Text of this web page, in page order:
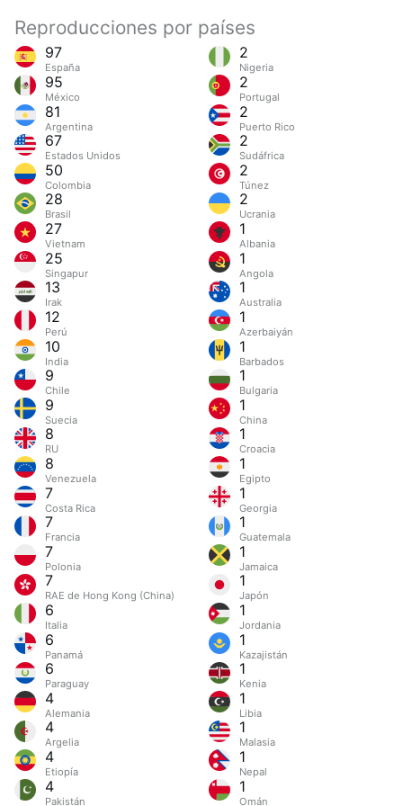
Reproducciones por países
97
España
95
México
81
Argentina
67
Estados Unidos
50
Colombia
28
Brasil
27
Vietnam
25
Singapur
13
Irak
12
Perú
10
India
9
Chile
9
Suecia
8
RU
8
Venezuela
7
Costa Rica
7
Francia
7
Polonia
7
RAE de Hong Kong (China)
6
Italia
6
Panamá
6
Paraguay
4
Alemania
4
Argelia
4
Etiopía
4
Pakistán
2
Nigeria
2
Portugal
2
Puerto Rico
2
Sudáfrica
2
Túnez
2
Ucrania
1
Albania
1
Angola
1
Australia
1
Azerbaiyán
1
Barbados
1
Bulgaria
1
China
1
Croacia
1
Egipto
1
Georgia
1
Guatemala
1
Jamaica
1
Japón
1
Jordania
1
Kazajistán
1
Kenia
1
Libia
1
Malasia
1
Nepal
1
Omán